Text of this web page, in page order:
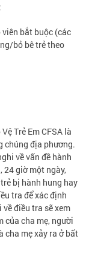
bắt buộc (các
bỏ bê trẻ theo
Trẻ Em CFSA là
chúng địa phương.
về vấn đề hành
24 giờ một ngày,
bị hành hung hay
tra để xác định
điều tra sẽ xem
của cha mẹ, người
cha mẹ xảy ra ở bất